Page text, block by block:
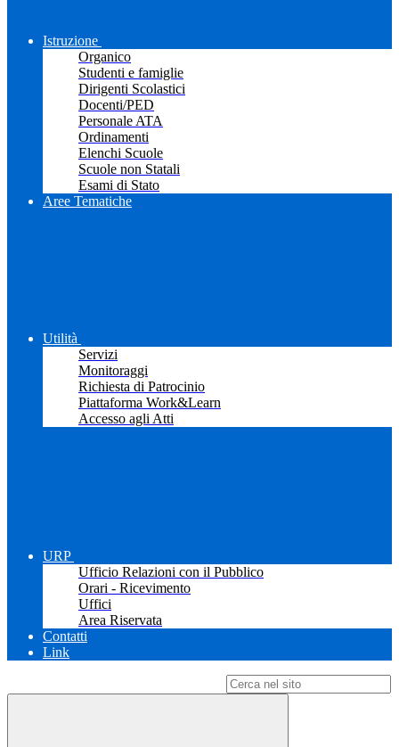
Istruzione
Organico
Studenti e famiglie
Dirigenti Scolastici
Docenti/PED
Personale ATA
Ordinamenti
Elenchi Scuole
Scuole non Statali
Esami di Stato
Aree Tematiche
Utilità
Servizi
Monitoraggi
Richiesta di Patrocinio
Piattaforma Work&Learn
Accesso agli Atti
URP
Ufficio Relazioni con il Pubblico
Orari - Ricevimento
Uffici
Area Riservata
Contatti
Link